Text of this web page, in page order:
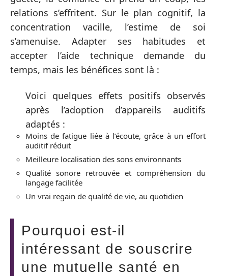
relations s’effritent. Sur le plan cognitif, la
concentration vacille, l’estime de soi
s’amenuise. Adapter ses habitudes et
accepter l’aide technique demande du
temps, mais les bénéfices sont là :
Voici quelques effets positifs observés
après l’adoption d’appareils auditifs
adaptés :
Moins de fatigue liée à l’écoute, grâce à un effort
auditif réduit
Meilleure localisation des sons environnants
Qualité sonore retrouvée et compréhension du
langage facilitée
Un vrai regain de qualité de vie, au quotidien
Pourquoi est-il
intéressant de souscrire
une mutuelle santé en